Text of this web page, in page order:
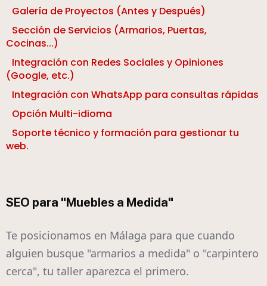
Galería de Proyectos (Antes y Después)
Sección de Servicios (Armarios, Puertas,
Cocinas...)
Integración con Redes Sociales y Opiniones
(Google, etc.)
Integración con WhatsApp para consultas rápidas
Opción Multi-idioma
Soporte técnico y formación para gestionar tu
web.
SEO para "Muebles a Medida"
Te posicionamos en Málaga para que cuando
alguien busque "armarios a medida" o "carpintero
cerca", tu taller aparezca el primero.